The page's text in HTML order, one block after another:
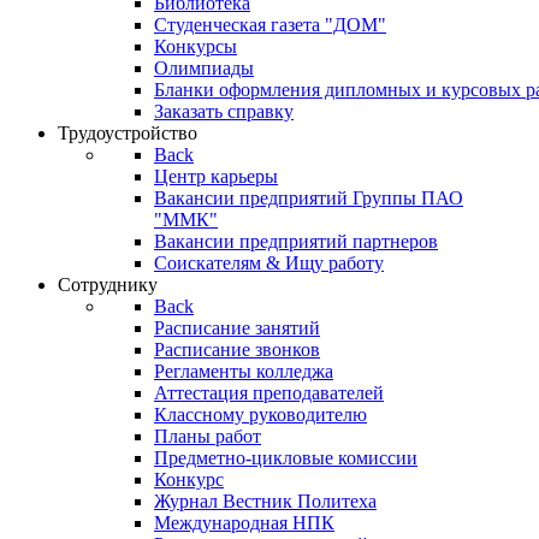
Студенческая газета "ДОМ"
Конкурсы
Олимпиады
Бланки оформления дипломных и курсовых
Заказать справку
Трудоустройство
Back
Центр карьеры
Вакансии предприятий Группы ПАО
"ММК"
Вакансии предприятий партнеров
Соискателям & Ищу работу
Сотруднику
Back
Расписание занятий
Расписание звонков
Регламенты колледжа
Аттестация преподавателей
Классному руководителю
Планы работ
Предметно-цикловые комиссии
Конкурс
Журнал Вестник Политеха
Международная НПК